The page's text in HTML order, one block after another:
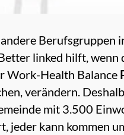
Berufsgruppen
linked hilft, wenn
Work-Health Balance
verändern.
mit 3.500
jeder kann kommen